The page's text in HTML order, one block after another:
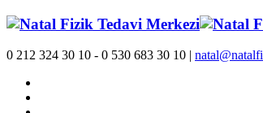
0 212 324 30 10 - 0 530 683 30 10 |